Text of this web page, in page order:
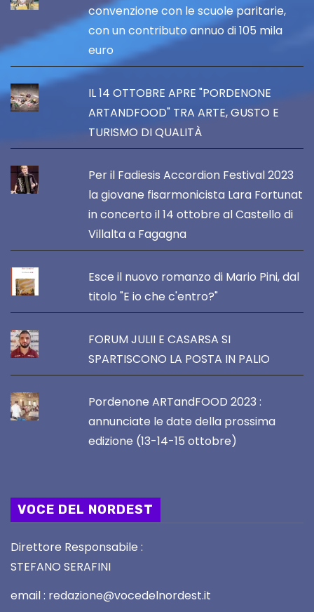
convenzione con le scuole paritarie,
con un contributo annuo di 105 mila
euro
IL 14 OTTOBRE APRE "PORDENONE
ARTANDFOOD" TRA ARTE, GUSTO E
TURISMO DI QUALITÀ
Per il Fadiesis Accordion Festival 2023
la giovane fisarmonicista Lara Fortunat
in concerto il 14 ottobre al Castello di
Villalta a Fagagna
Esce il nuovo romanzo di Mario Pini, dal
titolo "E io che c'entro?"
FORUM JULII E CASARSA SI
SPARTISCONO LA POSTA IN PALIO
Pordenone ARTandFOOD 2023 :
annunciate le date della prossima
edizione (13-14-15 ottobre)
VOCE DEL NORDEST
Direttore Responsabile :
STEFANO SERAFINI
email : redazione@vocedelnordest.it